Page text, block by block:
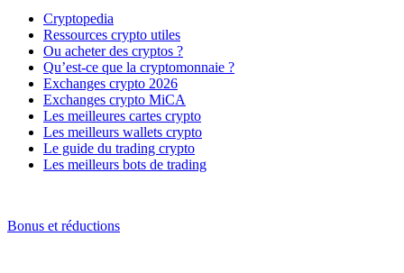
Cryptopedia
Ressources crypto utiles
Ou acheter des cryptos ?
Qu’est-ce que la cryptomonnaie ?
Exchanges crypto 2026
Exchanges crypto MiCA
Les meilleures cartes crypto
Les meilleurs wallets crypto
Le guide du trading crypto
Les meilleurs bots de trading
Bonus et réductions